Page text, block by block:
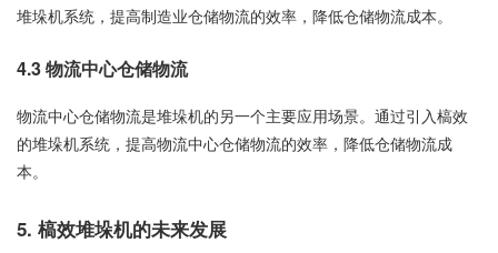
堆垛机系统，提高制造业仓储物流的效率，降低仓储物流成本。
4.3 物流中心仓储物流
物流中心仓储物流是堆垛机的另一个主要应用场景。通过引入槁效
的堆垛机系统，提高物流中心仓储物流的效率，降低仓储物流成
本。
5. 槁效堆垛机的未来发展